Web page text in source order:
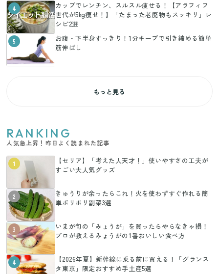
4
カップでレンチン、スルスル痩せる！【アラフィフ
世代が5kg痩せ！】「たまった老廃物もスッキリ」レ
シピ2選
5
お腹・下半身すっきり！1分キープで引き締める簡単
筋伸ばし
もっと見る
RANKING
人気急上昇！昨日よく読まれた記事
1
【セリア】「考えた人天才！」使いやすさの工夫が
すごい大人気グッズ
2
きゅうりが余ったらこれ！火を使わずすぐ作れる簡
単ポリポリ副菜3選
3
いまが旬の「みょうが」を買ったらやらなきゃ損！
プロが教えるみょうがの1番おいしい食べ方
4
【2026年夏】新幹線に乗る前に買える！「グランス
タ東京」限定おすすめ手土産5選